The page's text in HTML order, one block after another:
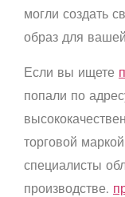
могли создать
образ для
Если вы ищете
попали по
торговой
специалисты
производстве.